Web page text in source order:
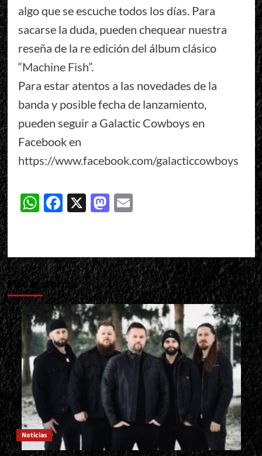
algo que se escuche todos los días. Para
sacarse la duda, pueden chequear nuestra
reseña de la re edición del álbum clásico
“Machine Fish”.
Para estar atentos a las novedades de la
banda y posible fecha de lanzamiento,
pueden seguir a Galactic Cowboys en
Facebook en
https://www.facebook.com/galacticcowboys
WhatsApp
Facebook
X Mastodon
Email
Más historias
Noticias